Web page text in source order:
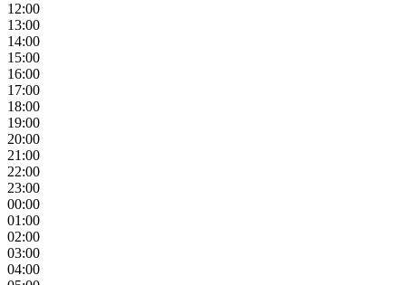
12:00
13:00
14:00
15:00
16:00
17:00
18:00
19:00
20:00
21:00
22:00
23:00
00:00
01:00
02:00
03:00
04:00